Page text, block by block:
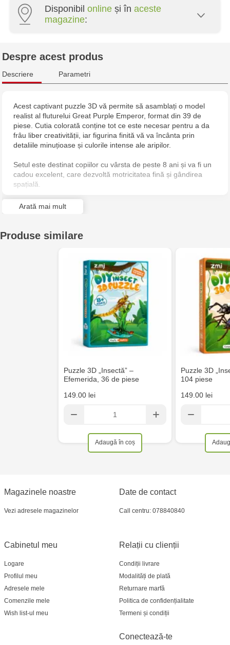
Disponibil online și în aceste
magazine:
Multistore Centru - bd. Cantemir, 6
Jucărenia Rîșcani - bd. Moscova, 2
Jucărenia Bălți - str. Alexandru Cel Bun, 5
Jucărenia Cahul - str. Ștefan cel Mare, 29А
Jucarenia Ciocana - bd.Mircea cel Bătrân, 39
Multistore Soroca - bd. Ștefan cel Mare, 110
Jucărenia Bălți- EviMall, et2
MultiStore Căușeni- str. Iurii Gagarin 24
Despre acest produs
Descriere Parametri
Acest captivant puzzle 3D vă permite să asamblați o model
realist al fluturelui Great Purple Emperor, format din 39 de
piese. Cutia colorată conține tot ce este necesar pentru a da
frâu liber creativității, iar figurina finită vă va încânta prin
detaliile minuțioase și culorile intense ale aripilor.
Setul este destinat copiilor cu vârsta de peste 8 ani și va fi un
cadou excelent, care dezvoltă motricitatea fină și gândirea
spațială.
Arată mai mult
Produse similare
Puzzle 3D „Insectă” –
Efemerida, 36 de piese
149.00 lei
Adaugă în coș
Puzzle 3D
104 piese
149.00 lei
Magazinele noastre
Vezi adresele magazinelor
Relații cu clienții
Condiții livrare
Modalități de plată
Returnare marfă
Politica de confidențialitate
Termeni și condiții
Cabinetul meu
Logare
Profilul meu
Adresele mele
Comenzile mele
Wish list-ul meu
Date de contact
Call centru: 078840840
Conectează-te